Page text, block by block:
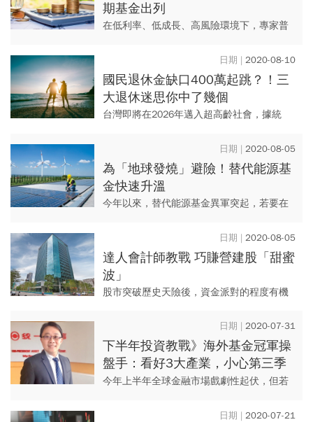
期基金出列
在低利率、低成長、高風險環境下，專家普
更多元的資產類型，才能賺到足夠的報酬
率。操作難度加大，對一般民眾...
2020-08-10
國民退休金缺口400萬起跳？！三
大退休迷思你中了幾個
台灣即將在2026年邁入超高齡社會，據統
每個月約2~2.5萬元的退休金，且未來年金改
革後，勞工領到的數...
2020-08-05
為「地球發燒」避險！替代能源基
金快速升溫
今年以來，替代能源基金異軍突起，若要在
2020-08-05
達人會計師教戰 巧賺營建股「甜蜜
波」
股市突破歷史天險後，資金派對的程度有機
計師教你營建股該如何「挑買點、選標
的」。
2020-07-31
下半年投資教戰》海外基金冠軍操
盤手：看好3大產業，小心第三季
出現股市「大魔王」
今年上半年全球金融市場戲劇性起伏，但若
金經理人都能繳出明顯超越大盤的報酬率；
2020-07-21